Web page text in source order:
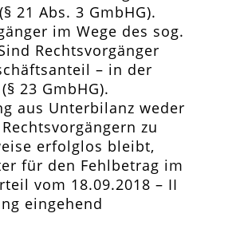
21 Abs. 3 GmbHG).
im Wege des sog.
Rechtsvorgänger
– in der
23 GmbHG).
aus Unterbilanz weder
zu
erfolglos bleibt,
für den Fehlbetrag im
vom 18.09.2018 – II
eingehend